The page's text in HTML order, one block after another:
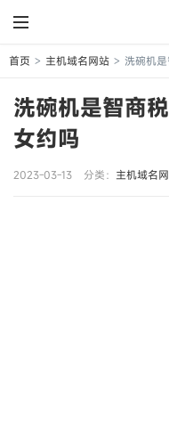
首页 > 主机域名网站 > 洗碗机
洗碗机是智商
女约吗
2023-03-13 分类： 主机域名